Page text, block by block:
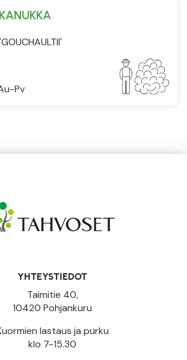
Pv
YHTEYSTIEDOT
Taimitie 40,
10420 Pohjankuru
lastaus ja purku
klo 7-15.30